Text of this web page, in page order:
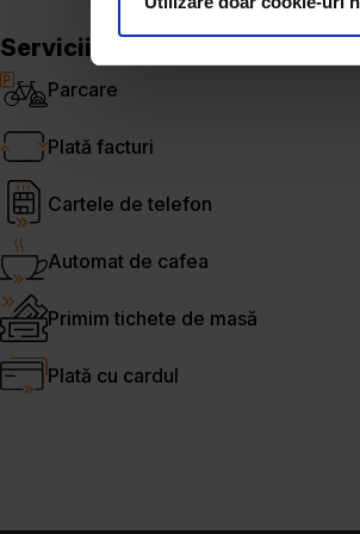
Servicii locație
Parcare
Plată facturi
Cartele de telefon
Automat de cafea
Primim tichete de masă
Plată cu cardul